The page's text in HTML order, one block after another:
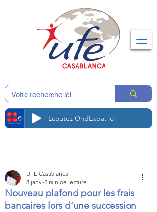
Écoutez OndExpat ici
Nouveau plafond pour les frais
bancaires lors d’une succession
UFE Casablanca
8 janv. 2 min de lecture